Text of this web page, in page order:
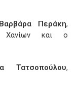
Περάκη,
Χανίων και ο
Τατσοπούλου,